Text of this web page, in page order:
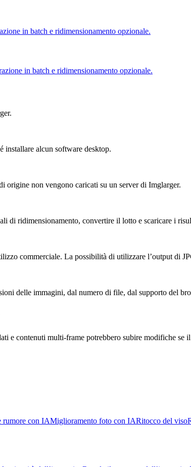
in batch e ridimensionamento opzionale.
in batch e ridimensionamento opzionale.
installare alcun software desktop.
non vengono caricati su un server di Imglarger.
di ridimensionamento, convertire il lotto e scaricare i
commerciale. La possibilità di utilizzare l’output di
delle immagini, dal numero di file, dal supporto del
e contenuti multi-frame potrebbero subire modifiche
rumore con IAMiglioramento foto con IARitocco del viso